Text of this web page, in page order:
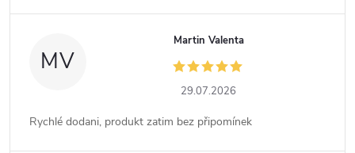
MV
Martin Valenta
29.07.2026
Rychlé dodani, produkt zatim bez připomínek